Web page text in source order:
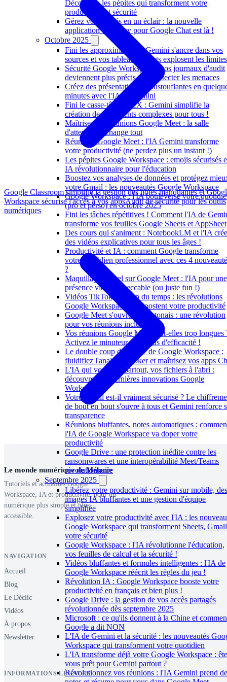
Découvrez les pépites qui transforment votre
productivité et sécurité
Gérez vos congés en un éclair : la nouvelle
application Workday pour Google Chat est là !
Octobre 2025
Fini les approximations : Gemini s'ancre dans vos
sources et vos tableaux Sheets explosent les
Sécurité Google Workspace : vos journaux d'audit
deviennent plus précis pour détecter les menaces
Créez des présentations époustouflantes en
minutes avec l'IA de Gemini
Fini le casse-tête LaTeX : Gemini simplifie la
création de documents complexes pour tous !
Maîtrisez vos réunions Google Meet : la salle
d'attente qui change tout
Réunions Google Meet : l'IA Gemini transforme
votre productivité (ne perdez plus un instant !)
Les pépites Google Workspace : emojis sécurisés
IA révolutionnaire pour l'éducation
Boostez vos analyses de données et protégez
votre Gmail : les nouveautés Google Workspace
Google Workspace : l'IA bouleverse votre
(pro et perso) en octobre 2025
Fini les tâches répétitives ! Comment l'IA de
transforme vos feuilles Google Sheets et AppSheet
Des cours qui s'animent : NotebookLM et l'IA
des vidéos explicatives pour tous les âges !
Productivité et IA : comment Google transforme
votre quotidien professionnel avec ces 4
?
Maquillage virtuel sur Google Meet : l'IA pour une
présence vidéo impeccable (ou juste fun !)
Vidéos TikTok, gestion du temps : les révolutions
Google Workspace qui boostent votre productivité
Google Meet s'ouvre au cantonais : une révolution
pour vos réunions inclusives
Vos réunions Google Meet sont-elles trop longues
Activez le minuteur pour plus d'efficacité !
Le double coup de maître de Google Workspace :
fluidifiez l'analyse Looker et maîtrisez vos apps
L'IA qui vous suit partout, vos fichiers à l'abri :
découvrez les dernières innovations Google
Workspace
Votre Gmail est-il vraiment sécurisé ? Le
de bout en bout s'ouvre à tous et Gemini renforce
transparence
Réunions bluffantes, notes automatiques :
l'IA de Google Workspace va doper votre
productivité
Google Drive : une protection inédite contre les
ransomwares et une interopérabilité Meet/Teams
révolutionnaire
Septembre 2025
Libérez votre productivité : Gemini sur mobile, des
images IA bluffantes et une gestion d'équipe
simplifiée
Explosez votre productivité avec l'IA : les
Google Workspace qui transforment Sheets,
votre sécurité
Google Workspace : l'IA révolutionne l'éducation,
vos feuilles de calcul et la sécurité !
Vidéos bluffantes et formules intelligentes : l'IA de
Google Workspace réécrit les règles du jeu !
Révolution IA : Google Workspace booste votre
productivité en français et bien plus !
Google Drive : la gestion de vos accès partagés
révolutionnée dès septembre 2025
Microsoft : ce qu'ils donnent à la Chine et
Google a dit NON
L'IA de Gemini et la sécurité : les nouveautés
Workspace qui transforment votre quotidien
L'IA transforme déjà votre Google Workspace :
vous prêt pour Gemini partout ?
Révolutionnez vos réunions : l'IA Gemini prend
Google Classroom simplifie la gestion des notes manquantes et
Workspace sécurise l'accès à vos appsAudit de sécurité pour les outils
numériques
Le monde numérique de Mélanie
Tutoriels et actualités Google
Workspace, IA et productivité, pour un
numérique plus simple et plus
accessible.
NAVIGATION
Accueil
Blog
Le Déclic
Vidéos
À propos
Newsletter
INFORMATIONS LÉGALES